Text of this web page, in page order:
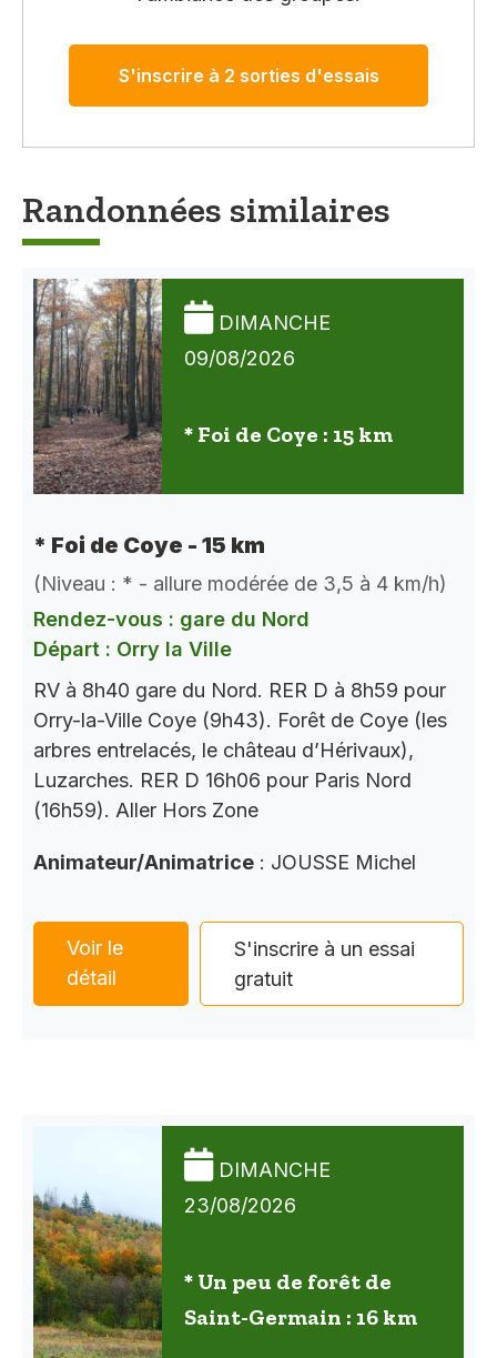
S'inscrire à 2 sorties d'essais
Randonnées similaires
DIMANCHE
09/08/2026
* Foi de Coye : 15 km
* Foi de Coye - 15 km
(Niveau : * - allure modérée de 3,5 à 4 km/h)
Rendez-vous : gare du Nord
Départ : Orry la Ville
RV à 8h40 gare du Nord. RER D à 8h59 pour
Orry-la-Ville Coye (9h43). Forêt de Coye (les
arbres entrelacés, le château d’Hérivaux),
Luzarches. RER D 16h06 pour Paris Nord
(16h59). Aller Hors Zone
Animateur/Animatrice : JOUSSE Michel
Voir le
détail
S'inscrire à un essai
gratuit
DIMANCHE
23/08/2026
* Un peu de forêt de
Saint-Germain : 16 km